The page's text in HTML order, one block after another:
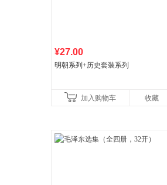
¥27.00
明朝系列+历史套装系列
加入购物车 收藏